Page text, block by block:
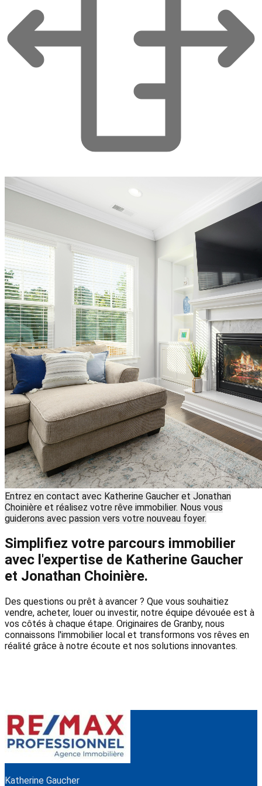
Entrez en contact avec Katherine Gaucher et Jonathan
Choinière et réalisez votre rêve immobilier. Nous vous
guiderons avec passion vers votre nouveau foyer.
Simplifiez votre parcours immobilier
avec l'expertise de Katherine Gaucher
et Jonathan Choinière.
Des questions ou prêt à avancer ? Que vous souhaitiez
vendre, acheter, louer ou investir, notre équipe dévouée est à
vos côtés à chaque étape. Originaires de Granby, nous
connaissons l'immobilier local et transformons vos rêves en
réalité grâce à notre écoute et nos solutions innovantes.
Katherine Gaucher